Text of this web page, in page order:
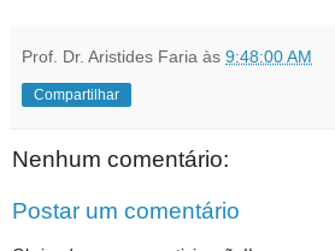
Prof. Dr. Aristides Faria às 9:48:00 AM
Compartilhar
Nenhum comentário:
Postar um comentário